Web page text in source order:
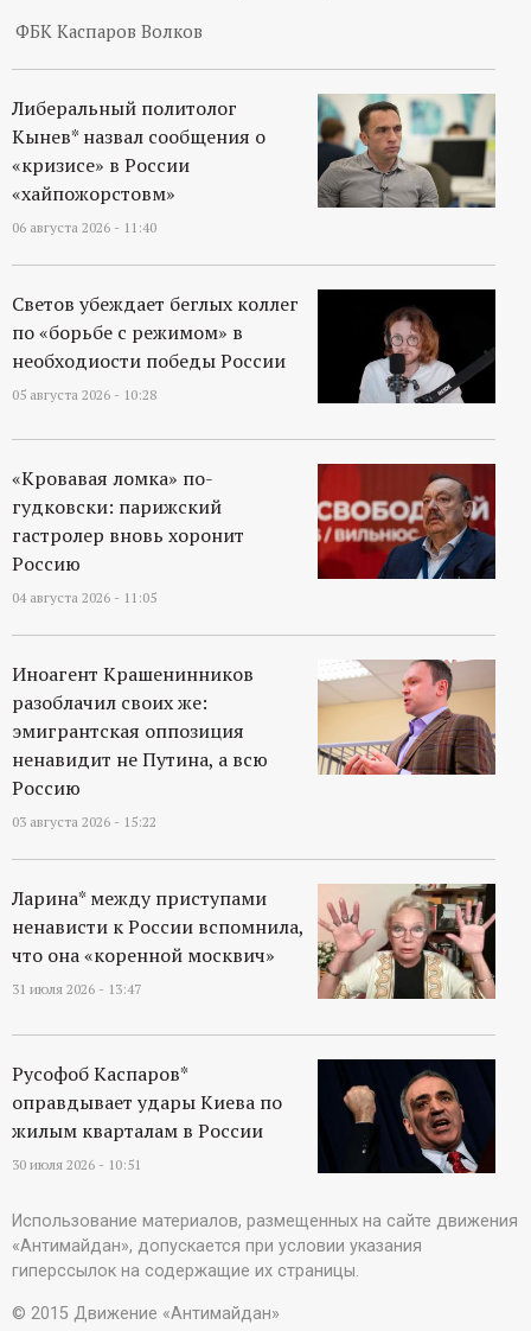
ФБК Каспаров Волков
Либеральный политолог
Кынев* назвал сообщения о
«кризисе» в России
«хайпожорстовм»
06 августа 2026 - 11:40
Светов убеждает беглых коллег
по «борьбе с режимом» в
необходиости победы России
05 августа 2026 - 10:28
«Кровавая ломка» по-
гудковски: парижский
гастролер вновь хоронит
Россию
04 августа 2026 - 11:05
Иноагент Крашенинников
разоблачил своих же:
эмигрантская оппозиция
ненавидит не Путина, а всю
Россию
03 августа 2026 - 15:22
Ларина* между приступами
ненависти к России вспомнила,
что она «коренной москвич»
31 июля 2026 - 13:47
Русофоб Каспаров*
оправдывает удары Киева по
жилым кварталам в России
30 июля 2026 - 10:51
Использование материалов, размещенных на сайте движения
«Антимайдан», допускается при условии указания
гиперссылок на содержащие их страницы.
© 2015 Движение «Антимайдан»